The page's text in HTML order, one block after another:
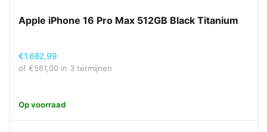
Apple iPhone 16 Pro Max 512GB Black Titanium
€1.682,99
of €561,00 in 3 termijnen
Op voorraad